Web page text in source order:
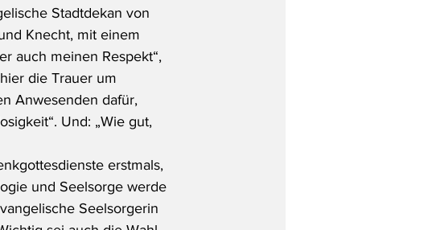
Stadtdekan von
Knecht, mit einem
auch meinen Respekt“,
die Trauer um
Anwesenden dafür,
Und: „Wie gut,
erstmals,
und Seelsorge werde
Seelsorgerin